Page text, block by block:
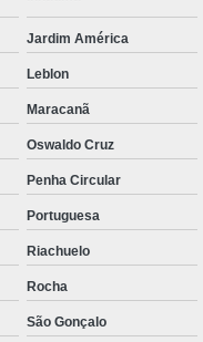
Jardim América
Leblon
Maracanã
Oswaldo Cruz
Penha Circular
Portuguesa
Riachuelo
Rocha
São Gonçalo